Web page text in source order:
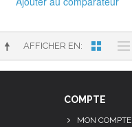
AFFICHER EN
COMPTE
MON COMPTE